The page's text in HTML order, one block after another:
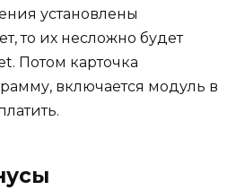
установлены
то их несложно будет
Потом карточка
включается модуль в